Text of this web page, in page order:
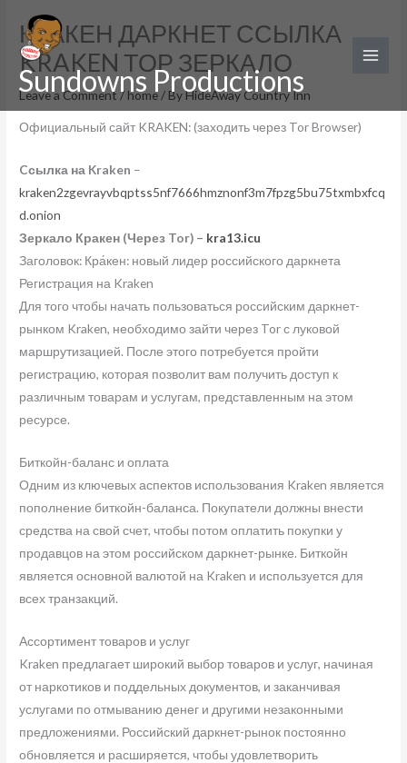
content
Sundowns Productions
КРАКЕН ДАРКНЕТ ССЫЛКА
KRAKEN ТОР ЗЕРКАЛО
Leave a Comment / home / ByHideAway Country Inn
Официальный сайт KRAKEN: (заходить через Tor Browser)
Cсылка на Kraken –
kraken2zgevrayvbqptss5nf7666hmznonf3m7fpzg5bu75txmbxfcq
d.onion
Зеркало Кракен (Через Tor) – kra13.icu
Заголовок: Кра́кен: новый лидер российского даркнета
Регистрация на Kraken
Для того чтобы начать пользоваться российским даркнет-
рынком Kraken, необходимо зайти через Tor с луковой
маршрутизацией. После этого потребуется пройти
регистрацию, которая позволит вам получить доступ к
различным товарам и услугам, представленным на этом
ресурсе.
Биткойн-баланс и оплата
Одним из ключевых аспектов использования Kraken является
пополнение биткойн-баланса. Покупатели должны внести
средства на свой счет, чтобы потом оплатить покупки у
продавцов на этом российском даркнет-рынке. Биткойн
является основной валютой на Kraken и используется для
всех транзакций.
Ассортимент товаров и услуг
Kraken предлагает широкий выбор товаров и услуг, начиная
от наркотиков и поддельных документов, и заканчивая
услугами по отмыванию денег и другими незаконными
предложениями. Российский даркнет-рынок постоянно
обновляется и расширяется, чтобы удовлетворить